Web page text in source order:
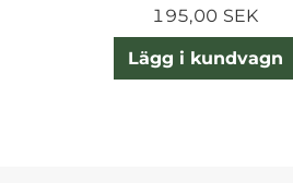
195,00 SEK
Lägg i kundvagn